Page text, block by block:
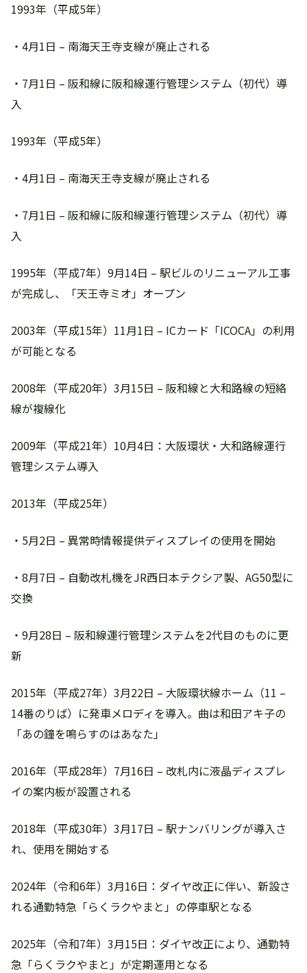
1993年（平成5年）
・4月1日 – 南海天王寺支線が廃止される
・7月1日 – 阪和線に阪和線運行管理システム（初代）導
入
1993年（平成5年）
・4月1日 – 南海天王寺支線が廃止される
・7月1日 – 阪和線に阪和線運行管理システム（初代）導
入
1995年（平成7年）9月14日 – 駅ビルのリニューアル工事
が完成し、「天王寺ミオ」オープン
2003年（平成15年）11月1日 – ICカード「ICOCA」の利用
が可能となる
2008年（平成20年）3月15日 – 阪和線と大和路線の短絡
線が複線化
2009年（平成21年）10月4日：大阪環状・大和路線運行
管理システム導入
2013年（平成25年）
・5月2日 – 異常時情報提供ディスプレイの使用を開始
・8月7日 – 自動改札機をJR西日本テクシア製、AG50型に
交換
・9月28日 – 阪和線運行管理システムを2代目のものに更
新
2015年（平成27年）3月22日 – 大阪環状線ホーム（11 –
14番のりば）に発車メロディを導入。曲は和田アキ子の
「あの鐘を鳴らすのはあなた」
2016年（平成28年）7月16日 – 改札内に液晶ディスプレ
イの案内板が設置される
2018年（平成30年）3月17日 – 駅ナンバリングが導入さ
れ、使用を開始する
2024年（令和6年）3月16日：ダイヤ改正に伴い、新設さ
れる通勤特急「らくラクやまと」の停車駅となる
2025年（令和7年）3月15日：ダイヤ改正により、通勤特
急「らくラクやまと」が定期運用となる